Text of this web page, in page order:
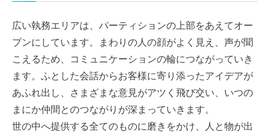
広い執務エリアは、パーティションの上部をあえてオー
プンにしています。まわりの⼈の顔がよく⾒え、声が聞
こえるため、コミュニケーションの輪につながっていき
ます。ふとした会話からお客様に寄り添ったアイデアが
あふれ出し、さまざまな意⾒がアツく⾶び交い、いつの
まにか仲間とのつながりが深まっていきます。
世の中へ提供する全てのものに磨きをかけ、⼈と物が出